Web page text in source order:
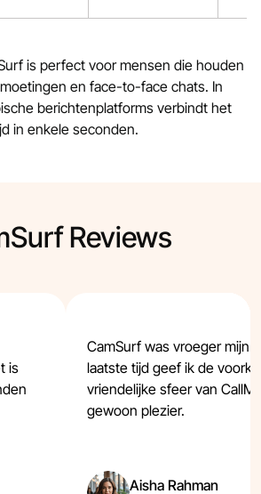
is perfect voor mensen die houden
en face-to-face chats. In
berichtenplatforms verbindt het
in enkele seconden.
Reviews
is
CamSurf was vroeger mijn
laatste tijd geef ik de
vriendelijke sfeer van
gewoon plezier.
Aisha Rahman